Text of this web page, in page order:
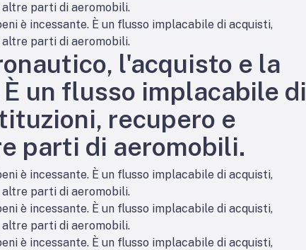
altre parti di aeromobili.
è incessante. È un flusso implacabile di acquisti,
altre parti di aeromobili.
l'acquisto e la
un flusso implacabile di
recupero e
parti di aeromobili.
è incessante. È un flusso implacabile di acquisti,
altre parti di aeromobili.
è incessante. È un flusso implacabile di acquisti,
altre parti di aeromobili.
è incessante. È un flusso implacabile di acquisti,